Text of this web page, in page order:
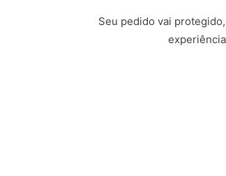
Seu pedido vai